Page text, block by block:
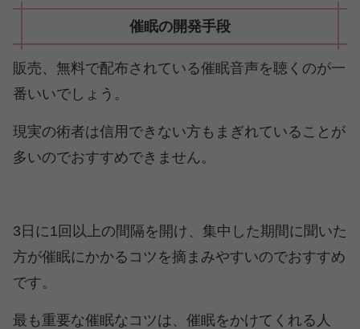
催眠の開発手段
販売、無料で配布されている催眠音声を聴くのが一
番いいでしょう。
現実の術者は信用できない方もまぎれていることが
多いのでおすすめできません。
3日に1回以上の間隔を開け、集中した期間に聞いた
方が催眠にかかるコツを摘まみやすいのでおすすめ
です。
最も重要な催眠なコツは、催眠をかけてくれる人